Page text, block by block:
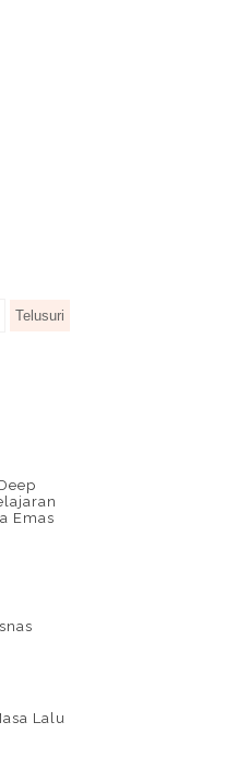
Emas
Lalu